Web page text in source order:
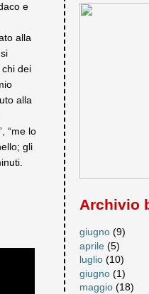
e
alla
dei
alla
“me lo
gli
Archivio
giugno (9)
aprile (5)
luglio (10)
giugno (1)
maggio (18)